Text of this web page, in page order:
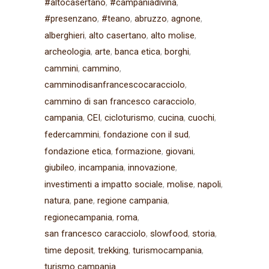
#altocasertano #campaniadivina
#presenzano #teano abruzzo agnone
alberghieri alto casertano alto molise
archeologia arte banca etica borghi
cammini cammino
camminodisanfrancescocaracciolo
cammino di san francesco caracciolo
campania CEI cicloturismo cucina cuochi
federcammini fondazione con il sud
fondazione etica formazione giovani
giubileo incampania innovazione
investimenti a impatto sociale molise napoli
natura pane regione campania
regionecampania roma
san francesco caracciolo slowfood storia
time deposit trekking turismocampania
turismo campania